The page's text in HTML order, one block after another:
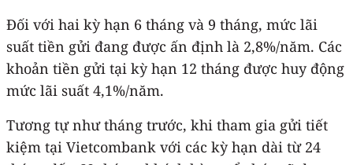
Đối với hai kỳ hạn 6 tháng và 9 tháng, mức lãi
suất tiền gửi đang được ấn định là 2,8%/năm. Các
khoản tiền gửi tại kỳ hạn 12 tháng được huy động
mức lãi suất 4,1%/năm.
Tương tự như tháng trước, khi tham gia gửi tiết
kiệm tại Vietcombank với các kỳ hạn dài từ 24